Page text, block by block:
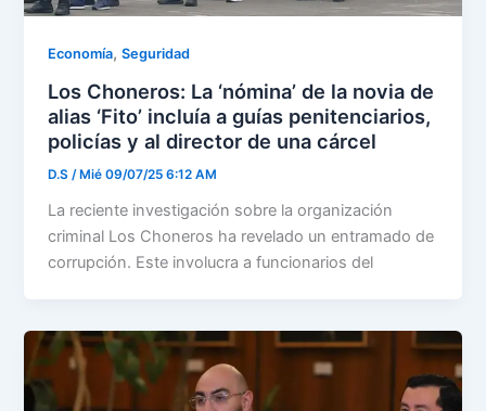
Economía,Seguridad
Los Choneros: La ‘nómina’ de la novia de
alias ‘Fito’ incluía a guías penitenciarios,
policías y al director de una cárcel
D.S/Mié 09/07/25 6:12 AM
La reciente investigación sobre la organización
criminal Los Choneros ha revelado un entramado de
corrupción. Este involucra a funcionarios del